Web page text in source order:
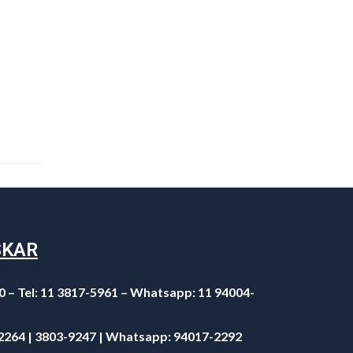
Tel: 11 3817-5961 – Whatsapp: 11 94004-
| 3803-9247 | Whatsapp: 94017-2292